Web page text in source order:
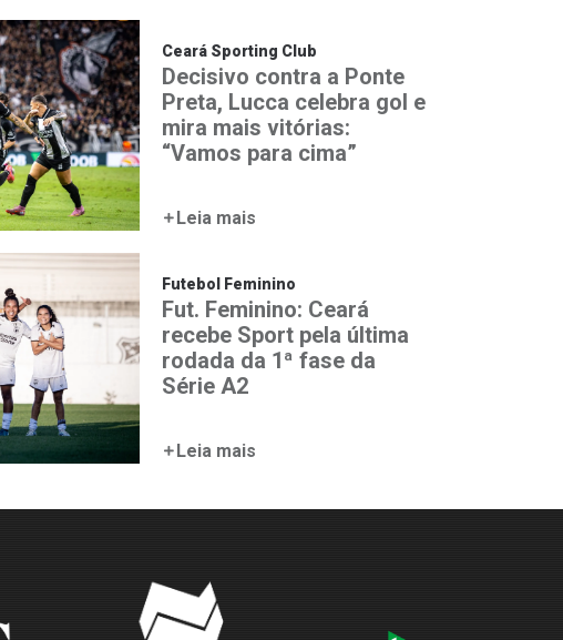
Ceará Sporting Club
Decisivo contra a Ponte
Preta, Lucca celebra gol e
mira mais vitórias:
“Vamos para cima”
Leia mais
Futebol Feminino
Fut. Feminino: Ceará
recebe Sport pela última
rodada da 1ª fase da
Série A2
Leia mais